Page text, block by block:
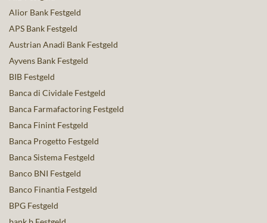
Alior Bank Festgeld
APS Bank Festgeld
Austrian Anadi Bank Festgeld
Ayvens Bank Festgeld
BIB Festgeld
Banca di Cividale Festgeld
Banca Farmafactoring Festgeld
Banca Finint Festgeld
Banca Progetto Festgeld
Banca Sistema Festgeld
Banco BNI Festgeld
Banco Finantia Festgeld
BPG Festgeld